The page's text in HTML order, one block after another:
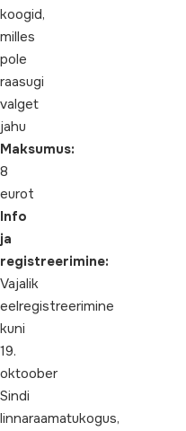
koogid,
milles
pole
raasugi
valget
jahu
Maksumus:
8
eurot
Info
ja
registreerimine:
Vajalik
eelregistreerimine
kuni
19.
oktoober
Sindi
linnaraamatukogus,